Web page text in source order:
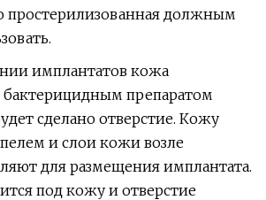
простерилизованная должным
имплантатов кожа
бактерицидным препаратом
сделано отверстие. Кожу
и слои кожи возле
для размещения имплантата.
под кожу и отверстие